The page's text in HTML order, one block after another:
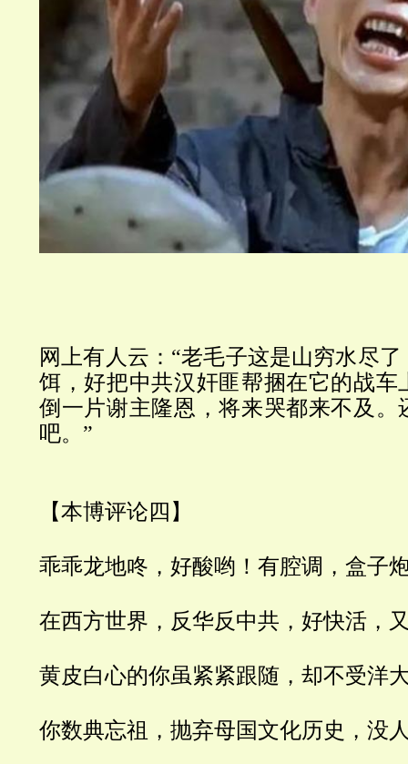
网上有人云： “老毛子这是山穷水尽
饵，好把中共汉奸匪帮捆在它的战车
倒一片谢主隆恩，将来哭都来不及。
吧。 ”
【本博评论四】
乖乖龙地咚，好酸哟！有腔调，盒子
在西方世界，反华反中共，好快活，
黄皮白心的你虽紧紧跟随，却不受洋
你数典忘祖，抛弃母国文化历史，没